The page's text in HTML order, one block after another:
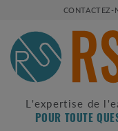
CONTACTEZ-
L'expertise de
POUR TOUTE